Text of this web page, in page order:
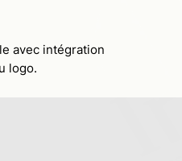
avec intégration
logo.